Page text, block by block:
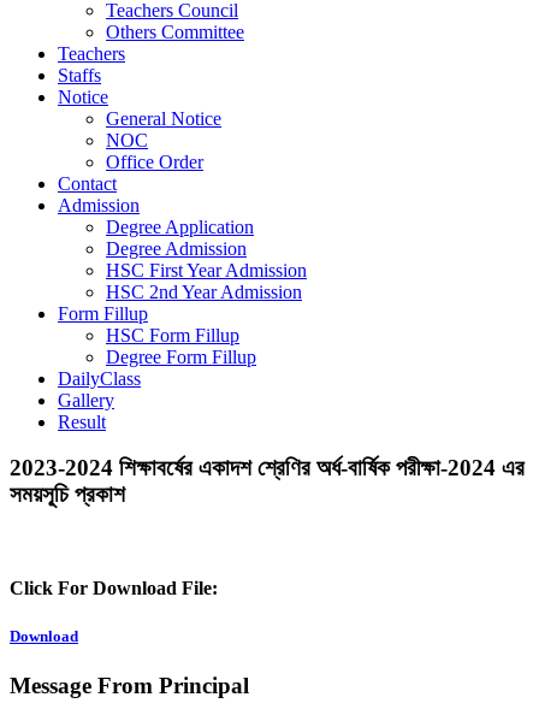
Teachers Council
Others Committee
Teachers
Staffs
Notice
General Notice
NOC
Office Order
Contact
Admission
Degree Application
Degree Admission
HSC First Year Admission
HSC 2nd Year Admission
Form Fillup
HSC Form Fillup
Degree Form Fillup
DailyClass
Gallery
Result
2023-2024 শিক্ষাবর্ষের একাদশ শ্রেণির অর্ধ-বার্ষিক পরীক্ষা-2024 এর
সময়সূ্চি প্রকাশ
Click For Download File:
Download
Message From Principal